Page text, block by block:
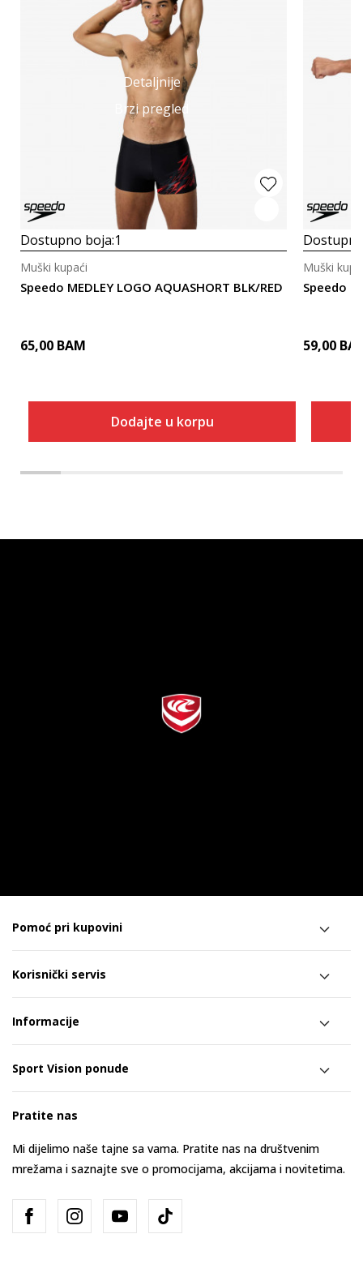
Detaljnije
Brzi pregled
Dostupno boja:1
Speedo MEDLEY LOGO AQUASHORT BLK/RED
Muški kupaći
65,00 BAM
Dodajte u korpu
Speedo
Muški
59,00
Pomoć pri kupovini
Korisnički servis
Informacije
Sport Vision ponude
Pratite nas
Mi dijelimo naše tajne sa vama. Pratite nas na društvenim
mrežama i saznajte sve o promocijama, akcijama i novitetima.